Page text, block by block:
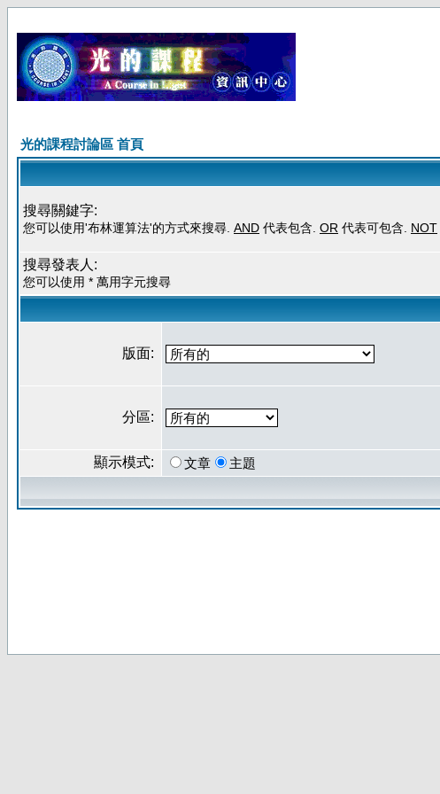
光的課程討論區 首頁
搜尋關鍵字:
您可以使用'布林運算法'的方式來搜尋. AND 代表包含. OR 代表可包含. NOT
搜尋發表人:
您可以使用 * 萬用字元搜尋
版面:
分區:
顯示模式:
文章 主題